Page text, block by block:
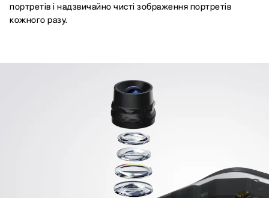
портретів і надзвичайно чисті зображення портретів
кожного разу.